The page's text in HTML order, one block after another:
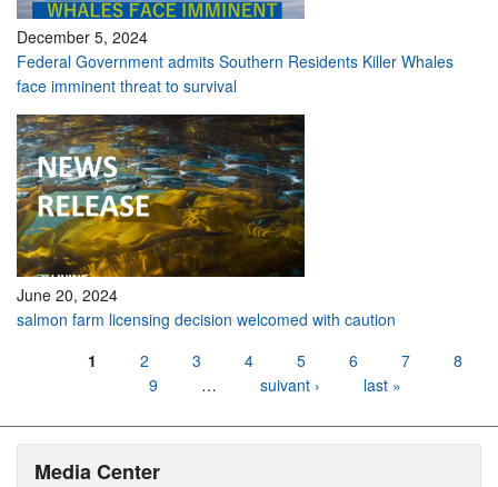
December 5, 2024
Federal Government admits Southern Residents Killer Whales
face imminent threat to survival
June 20, 2024
salmon farm licensing decision welcomed with caution
1 2 3 4 5 6 7
8
9
… suivant › last »
Media Center